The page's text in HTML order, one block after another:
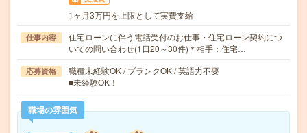
1ヶ月3万円を上限として実費支給
仕事内容
住宅ローンに伴う電話受付のお仕事・住宅ローン契約につ
いての問い合わせ(1日20～30件)＊相手：住宅…
応募資格
職種未経験OK / ブランクOK / 英語力不要
■未経験OK！
職場の雰囲気